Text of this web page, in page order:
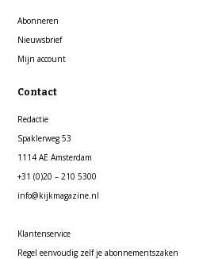
Abonneren
Nieuwsbrief
Mijn account
Contact
Redactie
Spaklerweg 53
1114 AE Amsterdam
+31 (0)20 – 210 5300
info@kijkmagazine.nl
Klantenservice
Regel eenvoudig zelf je abonnementszaken